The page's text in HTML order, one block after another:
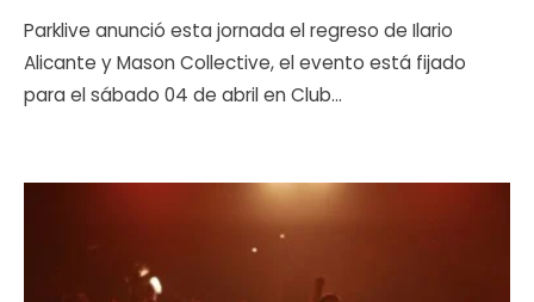
Parklive anunció esta jornada el regreso de Ilario
Alicante y Mason Collective, el evento está fijado
para el sábado 04 de abril en Club...